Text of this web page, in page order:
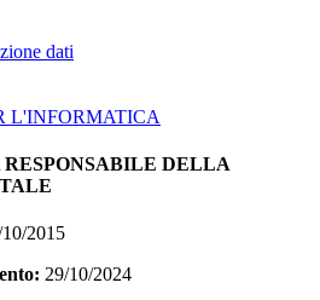
dati
L'INFORMATICA
DELLA
2015
29/10/2024